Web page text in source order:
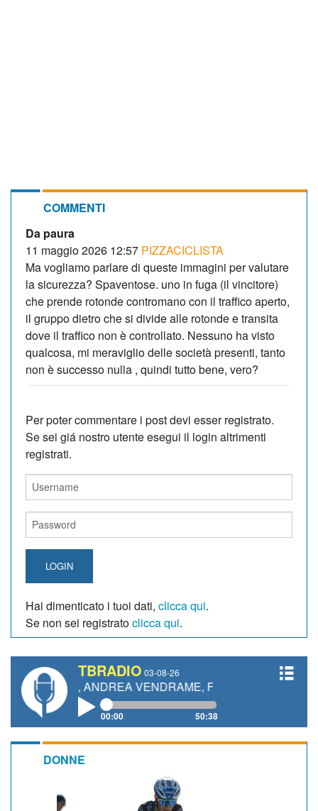
COMMENTI
Da paura
11 maggio 2026 12:57 PIZZACICLISTA
Ma vogliamo parlare di queste immagini per valutare
la sicurezza? Spaventose. uno in fuga (il vincitore)
che prende rotonde contromano con il traffico aperto,
il gruppo dietro che si divide alle rotonde e transita
dove il traffico non è controllato. Nessuno ha visto
qualcosa, mi meraviglio delle società presenti, tanto
non è successo nulla , quindi tutto bene, vero?
Per poter commentare i post devi esser registrato.
Se sei giá nostro utente esegui il login altrimenti
registrati.
LOGIN
Hai dimenticato i tuoi dati, clicca qui.
Se non sei registratoclicca qui.
TBRADIO 03-08-26
ANDREA VENDRAME, FILIPPO FIORELLI
00:00 50:38
DONNE